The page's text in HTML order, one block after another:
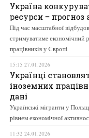
Україна
ресурси – прогноз
Під час масштабної
стримуватиме економічний
працівників у Європі
15:15 27.01.2026
Українці
іноземних
дані
Українські мігранти у
рівнем економічної
11:32 24.01.2026